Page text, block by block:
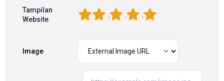
Tampilan
Website
5
4
3
2
Image